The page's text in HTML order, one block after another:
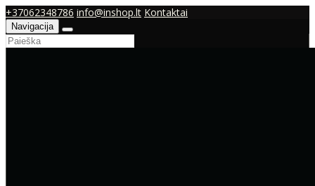
+37062348786 info@inshop.lt Kontaktai
Navigacija